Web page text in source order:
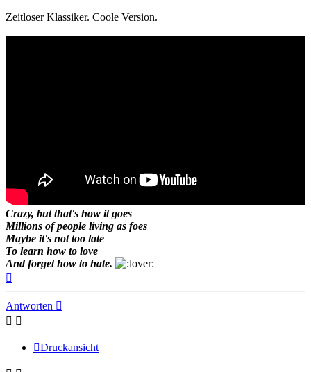
Zeitloser Klassiker. Coole Version.
Crazy, but that's how it goes
Millions of people living as foes
Maybe it's not too late
To learn how to love
And forget how to hate.
Antworten
Druckansicht